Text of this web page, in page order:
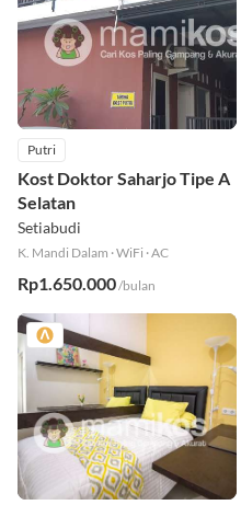
Putri
Kost Doktor Saharjo Tipe A
Selatan
Setiabudi
K. Mandi Dalam ·WiFi ·AC
Rp1.650.000/bulan